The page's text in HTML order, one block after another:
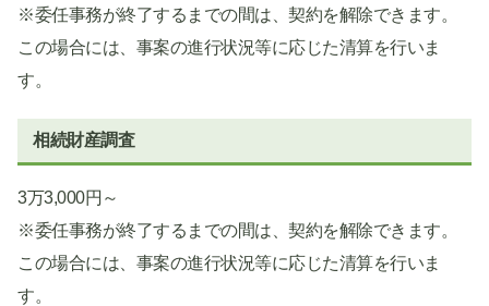
※委任事務が終了するまでの間は、契約を解除できます。
この場合には、事案の進行状況等に応じた清算を行いま
す。
相続財産調査
3万3,000円～
※委任事務が終了するまでの間は、契約を解除できます。
この場合には、事案の進行状況等に応じた清算を行いま
す。